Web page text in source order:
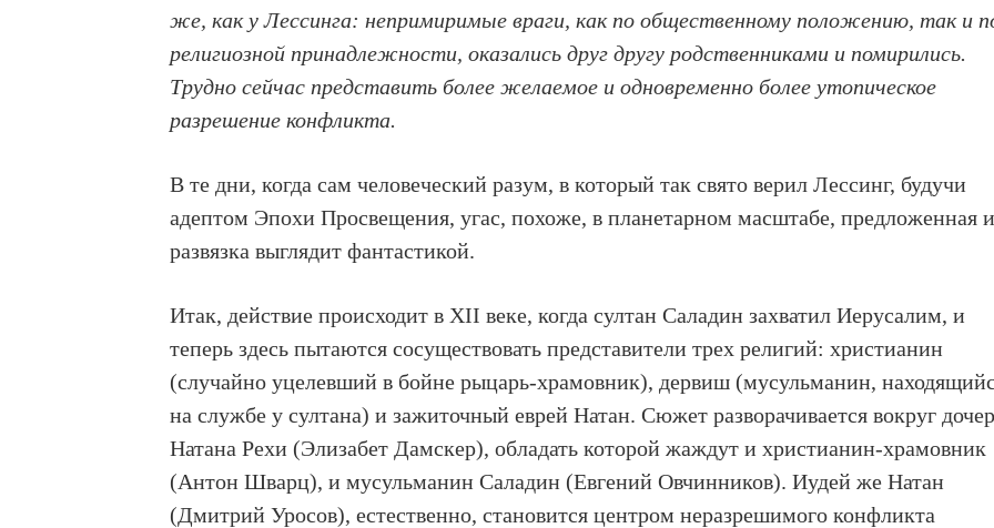
же, как у Лессинга: непримиримые враги, как по общественному положению, так и
религиозной принадлежности, оказались друг другу родственниками и помирились.
Трудно сейчас представить более желаемое и одновременно более утопическое
разрешение конфликта.
В те дни, когда сам человеческий разум, в который так свято верил Лессинг, будучи
адептом Эпохи Просвещения, угас, похоже, в планетарном масштабе, предложенная
развязка выглядит фантастикой.
Итак, действие происходит в XII веке, когда cултан Саладин захватил Иерусалим, и
теперь здесь пытаются сосуществовать представители трех религий: христианин
(случайно уцелевший в бойне рыцарь-храмовник), дервиш (мусульманин,
на службе у султана) и зажиточный еврей Натан. Сюжет разворачивается вокруг
Натана Рехи (Элизабет Дамскер), обладать которой жаждут и христианин-храмовник
(Антон Шварц), и мусульманин Саладин (Евгений Овчинников). Иудей же Натан
(Дмитрий Уросов), естественно, становится центром неразрешимого конфликта